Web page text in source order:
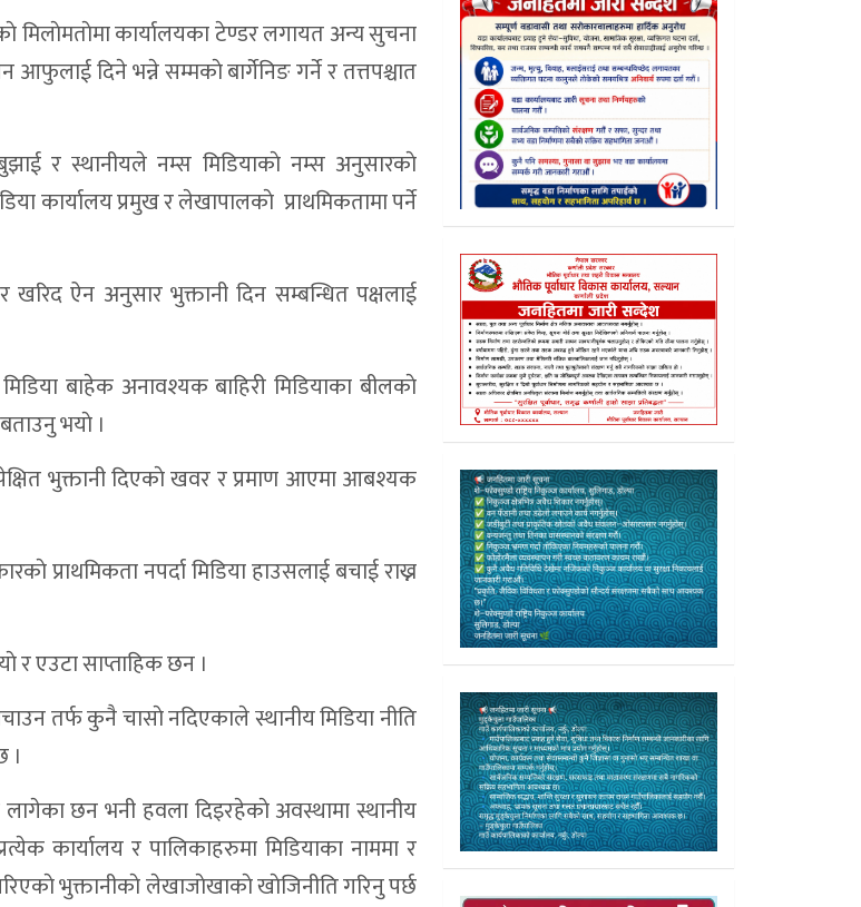
५८.६८ प्रतिशत
२६ अझै बाँकी
उद्धार
अन्तरक्रिया
अनुगमन
मिलाेमताेमा कार्यालयका टेण्डर लगायत अन्य सुचना
दिने भन्ने सम्मकाे बार्गेनिङ गर्ने र तत्तपश्चात
र स्थानीयले नम्स मिडियाकाे नम्स अनुसारकाे
कार्यालय प्रमुख र लेखापालकाे प्राथमिकतामा पर्ने
खरिद ऐन अनुसार भुक्तानी दिन सम्बन्धित पक्षलाई
बाहेक अनावश्यक बाहिरी मिडियाका बीलकाे
भयाे ।
भुक्तानी दिएकाे खवर र प्रमाण आएमा आबश्यक
प्राथमिकता नपर्दा मिडिया हाउसलाई बचाई राख्न
र एउटा साप्ताहिक छन ।
तर्फ कुनै चासाे नदिएकाले स्थानीय मिडिया नीति
।
छन भनी हवला दिइरहेकाे अवस्थामा स्थानीय
कार्यालय र पालिकाहरुमा मिडियाका नाममा र
भुक्तानीकाे लेखाजाेखाकाे खाेजिनीति गरिनु पर्छ